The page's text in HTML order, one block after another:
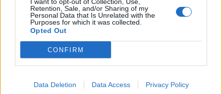
Retention, Sale, and/or Sharing of my
Personal Data that Is Unrelated with the
Purposes for which it was collected.
Opted Out
CONFIRM
Data Deletion Data Access Privacy Policy